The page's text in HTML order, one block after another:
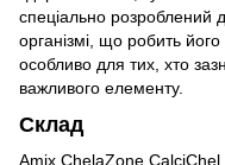
спеціально розроблений
організмі, що робить
особливо для тих, хто
важливого елементу.
Склад
Amix ChelaZone CalciChel